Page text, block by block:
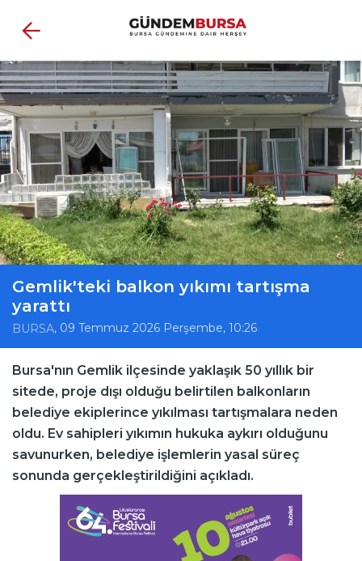
Gemlik'teki balkon yıkımı tartışma
yarattı
BURSA, 09 Temmuz 2026 Perşembe, 10:26
Bursa'nın Gemlik ilçesinde yaklaşık 50 yıllık bir
sitede, proje dışı olduğu belirtilen balkonların
belediye ekiplerince yıkılması tartışmalara neden
oldu. Ev sahipleri yıkımın hukuka aykırı olduğunu
savunurken, belediye işlemlerin yasal süreç
sonunda gerçekleştirildiğini açıkladı.